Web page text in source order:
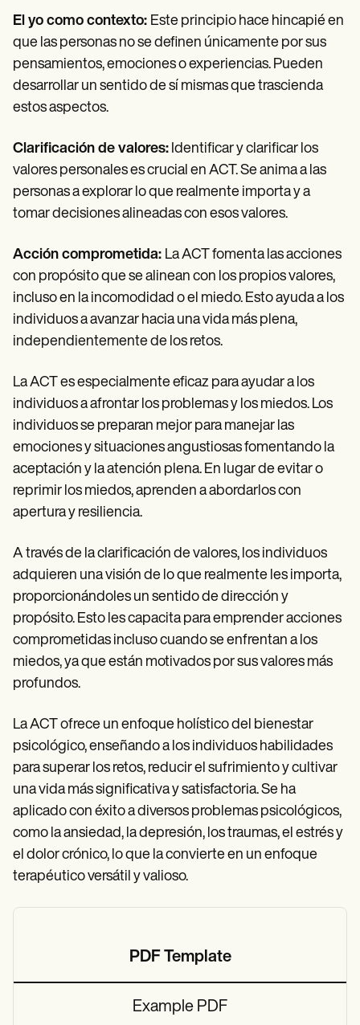
El yo como contexto: Este principio hace hincapié en
que las personas no se definen únicamente por sus
pensamientos, emociones o experiencias. Pueden
desarrollar un sentido de sí mismas que trascienda
estos aspectos.
Clarificación de valores: Identificar y clarificar los
valores personales es crucial en ACT. Se anima a las
personas a explorar lo que realmente importa y a
tomar decisiones alineadas con esos valores.
Acción comprometida: La ACT fomenta las acciones
con propósito que se alinean con los propios valores,
incluso en la incomodidad o el miedo. Esto ayuda a los
individuos a avanzar hacia una vida más plena,
independientemente de los retos.
La ACT es especialmente eficaz para ayudar a los
individuos a afrontar los problemas y los miedos. Los
individuos se preparan mejor para manejar las
emociones y situaciones angustiosas fomentando la
aceptación y la atención plena. En lugar de evitar o
reprimir los miedos, aprenden a abordarlos con
apertura y resiliencia.
A través de la clarificación de valores, los individuos
adquieren una visión de lo que realmente les importa,
proporcionándoles un sentido de dirección y
propósito. Esto les capacita para emprender acciones
comprometidas incluso cuando se enfrentan a los
miedos, ya que están motivados por sus valores más
profundos.
La ACT ofrece un enfoque holístico del bienestar
psicológico, enseñando a los individuos habilidades
para superar los retos, reducir el sufrimiento y cultivar
una vida más significativa y satisfactoria. Se ha
aplicado con éxito a diversos problemas psicológicos,
como la ansiedad, la depresión, los traumas, el estrés y
el dolor crónico, lo que la convierte en un enfoque
terapéutico versátil y valioso.
PDF Template
Example PDF